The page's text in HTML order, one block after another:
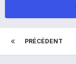
PRÉCÉDENT